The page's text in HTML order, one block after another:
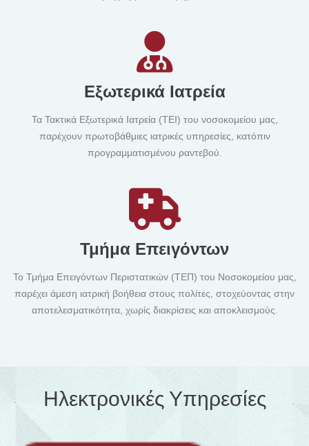
Εξωτερικά Ιατρεία
Τα Τακτικά Εξωτερικά Ιατρεία (ΤΕΙ) του νοσοκομείου μας,
παρέχουν πρωτοβάθμιες ιατρικές υπηρεσίες, κατόπιν
προγραμματισμένου ραντεβού.
Τμήμα Επειγόντων
Το Τμήμα Επειγόντων Περιστατικών (ΤΕΠ) του Νοσοκομείου μας,
παρέχει άμεση ιατρική βοήθεια στους πολίτες, στοχεύοντας στην
αποτελεσματικότητα, χωρίς διακρίσεις και αποκλεισμούς.
Ηλεκτρονικές Υπηρεσίες